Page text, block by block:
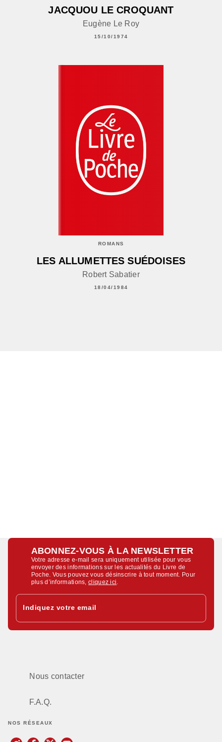
JACQUOU LE CROQUANT
Eugène Le Roy
15/10/1974
ROMANS
LES ALLUMETTES SUÉDOISES
Robert Sabatier
18/04/1984
ABONNEZ-VOUS À LA NEWSLETTER
Votre adresse e-mail sera uniquement utilisée pour vous
envoyer des informations sur les actualités du Livre de
Poche. Vous pouvez vous désinscrire à tout moment. Pour
plus d’informations,cliquez ici
Indiquez votre email
Nous contacter
F.A.Q.
NOS RÉSEAUX